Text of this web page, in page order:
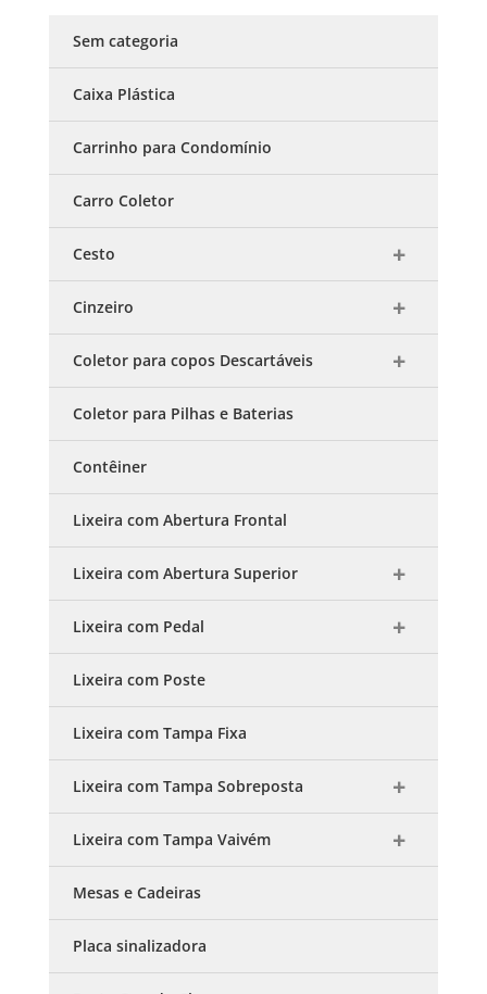
Sem categoria
Caixa Plástica
Carrinho para Condomínio
Carro Coletor
Cesto
Cinzeiro
Coletor para copos Descartáveis
Coletor para Pilhas e Baterias
Contêiner
Lixeira com Abertura Frontal
Lixeira com Abertura Superior
Lixeira com Pedal
Lixeira com Poste
Lixeira com Tampa Fixa
Lixeira com Tampa Sobreposta
Lixeira com Tampa Vaivém
Mesas e Cadeiras
Placa sinalizadora